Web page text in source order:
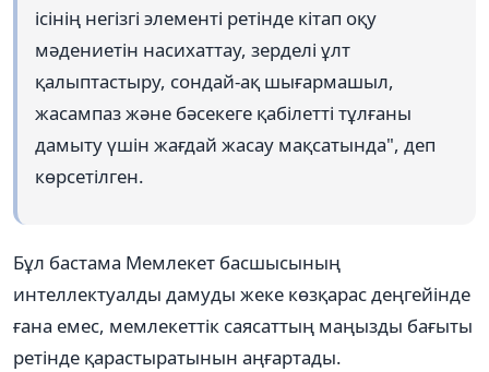
ісінің негізгі элементі ретінде кітап оқу
мәдениетін насихаттау, зерделі ұлт
қалыптастыру, сондай-ақ шығармашыл,
жасампаз және бәсекеге қабілетті тұлғаны
дамыту үшін жағдай жасау мақсатында", деп
көрсетілген.
Бұл бастама Мемлекет басшысының
интеллектуалды дамуды жеке көзқарас деңгейінде
ғана емес, мемлекеттік саясаттың маңызды бағыты
ретінде қарастыратынын аңғартады.